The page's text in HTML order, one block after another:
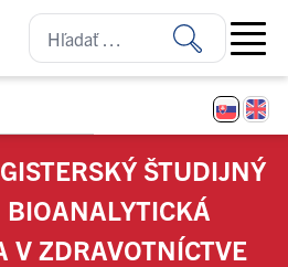
Open
ŠTUDIJNÝ
BIOANALYTICKÁ
V ZDRAVOTNÍCTVE